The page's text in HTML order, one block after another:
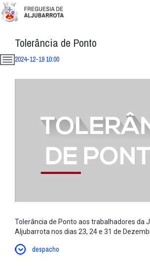
Tolerância de Ponto
2024-12-19 10:00
Tolerância de Ponto aos trabalhadores da
Aljubarrota nos dias 23, 24 e 31 de
despacho